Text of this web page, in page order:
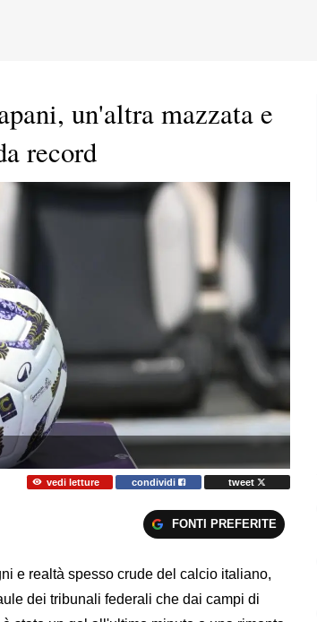
un'altra mazzata e
record
vedi letture condividi tweet
FONTI PREFERITE
e realtà spesso crude del calcio italiano,
dei tribunali federali che dai campi di